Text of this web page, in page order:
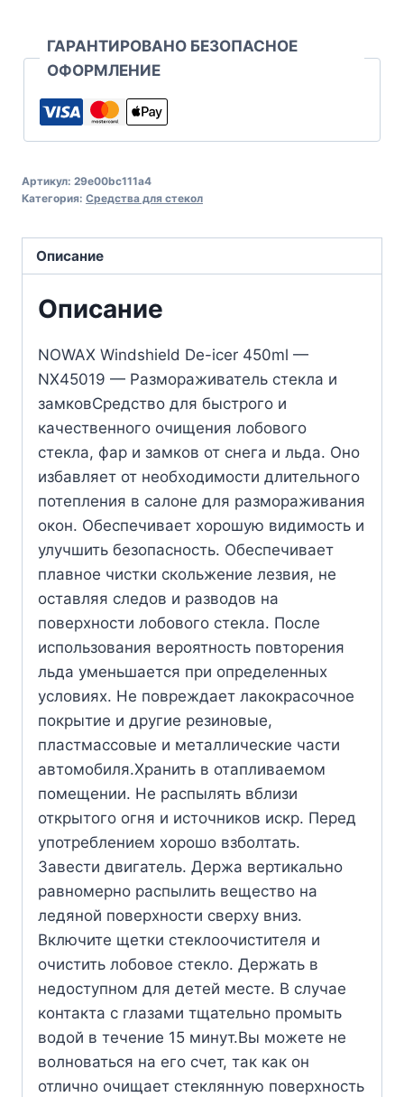
ГАРАНТИРОВАНО БЕЗОПАСНОЕ
ОФОРМЛЕНИЕ
Артикул: 29e00bc111a4
Категория: Средства для стекол
Описание
Описание
NOWAX Windshield De-icer 450ml —
NX45019 — Размораживатель стекла и
замковСредство для быстрого и
качественного очищения лобового
стекла, фар и замков от снега и льда. Оно
избавляет от необходимости длительного
потепления в салоне для размораживания
окон. Обеспечивает хорошую видимость и
улучшить безопасность. Обеспечивает
плавное чистки скольжение лезвия, не
оставляя следов и разводов на
поверхности лобового стекла. После
использования вероятность повторения
льда уменьшается при определенных
условиях. Не повреждает лакокрасочное
покрытие и другие резиновые,
пластмассовые и металлические части
автомобиля.Хранить в отапливаемом
помещении. Не распылять вблизи
открытого огня и источников искр. Перед
употреблением хорошо взболтать.
Завести двигатель. Держа вертикально
равномерно распылить вещество на
ледяной поверхности сверху вниз.
Включите щетки стеклоочистителя и
очистить лобовое стекло. Держать в
недоступном для детей месте. В случае
контакта с глазами тщательно промыть
водой в течение 15 минут.Вы можете не
волноваться на его счет, так как он
отлично очищает стеклянную поверхность